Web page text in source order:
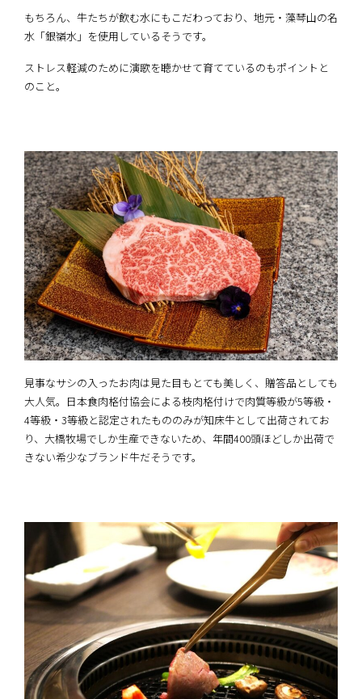
もちろん、牛たちが飲む水にもこだわっており、地元・藻琴山の名
水「銀嶺水」を使用しているそうです。
ストレス軽減のために演歌を聴かせて育てているのもポイントと
のこと。
見事なサシの入ったお肉は見た目もとても美しく、贈答品としても
大人気。日本食肉格付協会による枝肉格付けで肉質等級が5等級・
4等級・3等級と認定されたもののみが知床牛として出荷されてお
り、大橋牧場でしか生産できないため、年間400頭ほどしか出荷で
きない希少なブランド牛だそうです。